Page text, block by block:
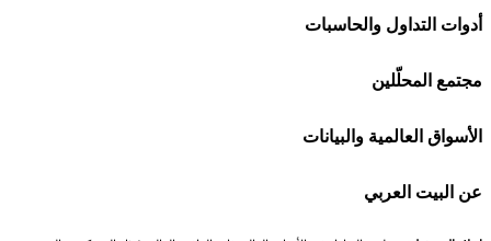
اكسنس Exness
منصة بينانس
شركات تداول في الإمارات
شركات تداول في الكويت
شركات تداول في قطر
🌍 كل البورصات العربية
🇸🇦 السوق السعودية
🇦🇪 أسواق الإمارات
🇪🇬 البورصة المصرية
أدوات التداول والحاسبات
🕌 حاسبة الزكاة
💱 محول العملات
🧮 حاسبة حجم اللوت
📊 حاسبة قيمة النقطة
مجتمع المحلّلين
🧱 حائط المجتمع
🏆 لوحة المحلّلين
الأسواق العالمية والبيانات
🌐 المؤشرات العالمية
عن البيت العربي